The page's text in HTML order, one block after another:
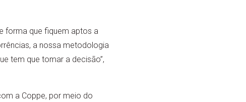
forma que fiquem aptos a
a nossa metodologia
tem que tomar a decisão”,
a Coppe, por meio do